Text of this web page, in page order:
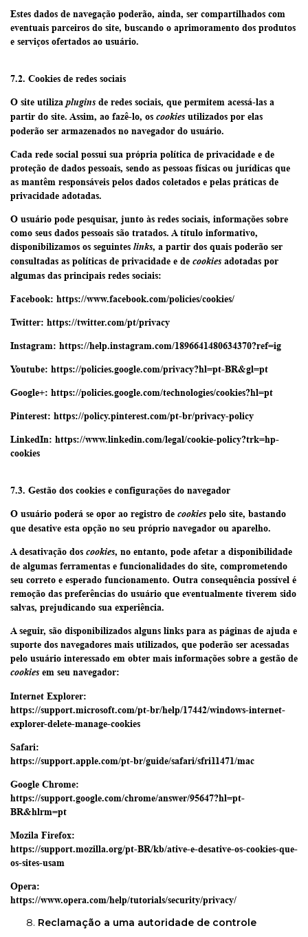
Estes dados de navegação poderão, ainda, ser compartilhados com
eventuais parceiros do site, buscando o aprimoramento dos produtos
e serviços ofertados ao usuário.
7.2. Cookies de redes sociais
O site utiliza pluginsde redes sociais, que permitem acessá-las a
partir do site. Assim, ao fazê-lo, os cookiesutilizados por elas
poderão ser armazenados no navegador do usuário.
Cada rede social possui sua própria política de privacidade e de
proteção de dados pessoais, sendo as pessoas físicas ou jurídicas que
as mantêm responsáveis pelos dados coletados e pelas práticas de
privacidade adotadas.
O usuário pode pesquisar, junto às redes sociais, informações sobre
como seus dados pessoais são tratados. A título informativo,
disponibilizamos os seguintes links, a partir dos quais poderão ser
consultadas as políticas de privacidade e de cookiesadotadas por
algumas das principais redes sociais:
Facebook: https://www.facebook.com/policies/cookies/
Twitter: https://twitter.com/pt/privacy
Instagram: https://help.instagram.com/1896641480634370?ref=ig
Youtube: https://policies.google.com/privacy?hl=pt-BR&gl=pt
Google+: https://policies.google.com/technologies/cookies?hl=pt
Pinterest: https://policy.pinterest.com/pt-br/privacy-policy
LinkedIn: https://www.linkedin.com/legal/cookie-policy?trk=hp-
cookies
7.3. Gestão dos cookies e configurações do navegador
O usuário poderá se opor ao registro de cookiespelo site, bastando
que desative esta opção no seu próprio navegador ou aparelho.
A desativação dos cookies, no entanto, pode afetar a disponibilidade
de algumas ferramentas e funcionalidades do site, comprometendo
seu correto e esperado funcionamento. Outra consequência possível é
remoção das preferências do usuário que eventualmente tiverem sido
salvas, prejudicando sua experiência.
A seguir, são disponibilizados alguns links para as páginas de ajuda e
suporte dos navegadores mais utilizados, que poderão ser acessadas
pelo usuário interessado em obter mais informações sobre a gestão de
cookiesem seu navegador:
Internet Explorer:
https://support.microsoft.com/pt-br/help/17442/windows-internet-
explorer-delete-manage-cookies
Safari:
https://support.apple.com/pt-br/guide/safari/sfri11471/mac
Google Chrome:
https://support.google.com/chrome/answer/95647?hl=pt-
BR&hlrm=pt
Mozila Firefox:
https://support.mozilla.org/pt-BR/kb/ative-e-desative-os-cookies-que-
os-sites-usam
Opera:
https://www.opera.com/help/tutorials/security/privacy/
Reclamação a uma autoridade de controle